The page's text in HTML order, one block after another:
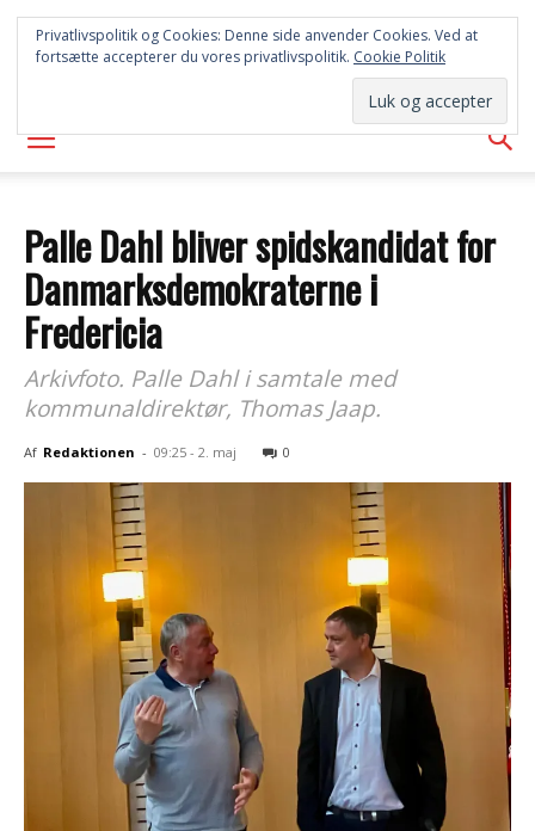
SYD
AVISEN
Palle Dahl bliver spidskandidat for
Danmarksdemokraterne i
Fredericia
Arkivfoto. Palle Dahl i samtale med
kommunaldirektør, Thomas Jaap.
Af Redaktionen - 09:25 - 2. maj 0
Privatlivspolitik og Cookies: Denne side anvender Cookies. Ved at
fortsætte accepterer du vores privatlivspolitik. Cookie Politik